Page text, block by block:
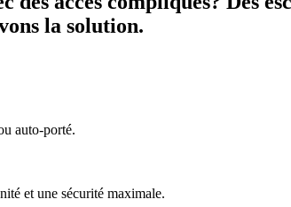
la solution.
auto-porté.
et une sécurité maximale.